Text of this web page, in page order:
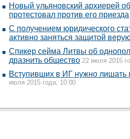
Новый ульяновский архиерей
протестовал против его приезда
С получением юридического
активно заняться защитой
Спикер сейма Литвы об
дразнить общество 22 июля 2015
Вступивших в ИГ нужно лишать
июля 2015 года, 10:00